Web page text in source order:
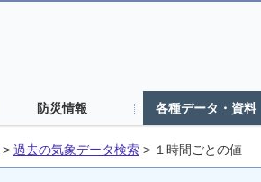
防災情報 各種データ・資料
> 過去の気象データ検索 > １時間ごとの値